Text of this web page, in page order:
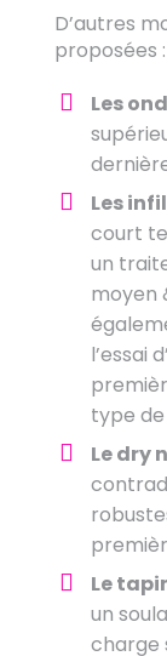
D’autres
proposées :
Les
Les
court
un
moyen
l’essai
type
Le dry
Le
un
charge